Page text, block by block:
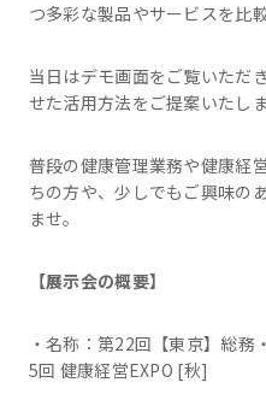
つ多彩な製品やサービスを比
当日はデモ画面をご覧いただ
せた活用方法をご提案いたしま
普段の健康管理業務や健康経
ちの方や、少しでもご興味の
ませ。
【展示会の概要】
・名称：第22回【東京】総
5回 健康経営EXPO [秋]